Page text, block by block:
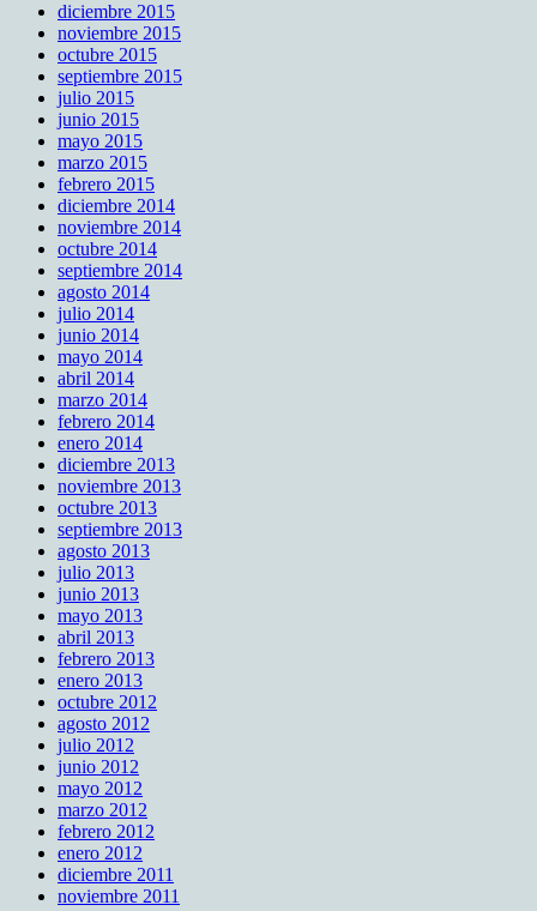
diciembre 2015
noviembre 2015
octubre 2015
septiembre 2015
julio 2015
junio 2015
mayo 2015
marzo 2015
febrero 2015
diciembre 2014
noviembre 2014
octubre 2014
septiembre 2014
agosto 2014
julio 2014
junio 2014
mayo 2014
abril 2014
marzo 2014
febrero 2014
enero 2014
diciembre 2013
noviembre 2013
octubre 2013
septiembre 2013
agosto 2013
julio 2013
junio 2013
mayo 2013
abril 2013
febrero 2013
enero 2013
octubre 2012
agosto 2012
julio 2012
junio 2012
mayo 2012
marzo 2012
febrero 2012
enero 2012
diciembre 2011
noviembre 2011